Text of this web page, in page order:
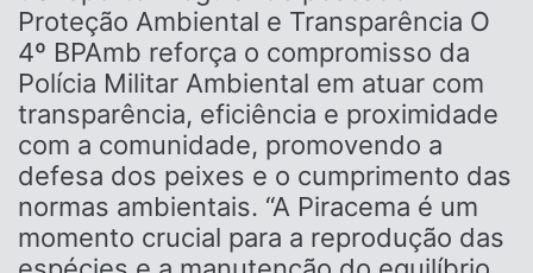
Proteção Ambiental e Transparência O
4º BPAmb reforça o compromisso da
Polícia Militar Ambiental em atuar com
transparência, eficiência e proximidade
com a comunidade, promovendo a
defesa dos peixes e o cumprimento das
normas ambientais. “A Piracema é um
momento crucial para a reprodução das